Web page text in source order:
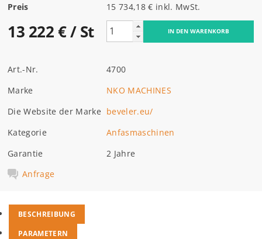
Preis 15 734,18 € inkl. MwSt.
13 222 €/ St
Art.-Nr.
4700
Marke
NKO MACHINES
Die Website der Marke beveler.eu/
Kategorie
Anfasmaschinen
Garantie
2 Jahre
Anfrage
BESCHREIBUNG
PARAMETERN